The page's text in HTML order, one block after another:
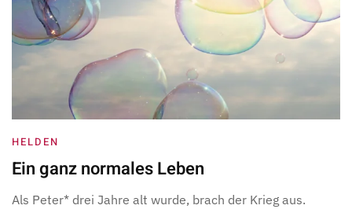
HELDEN
Ein ganz normales Leben
Als Peter* drei Jahre alt wurde, brach der Krieg aus.